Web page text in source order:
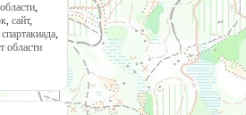
,
, сайт,
спартакиада,
области